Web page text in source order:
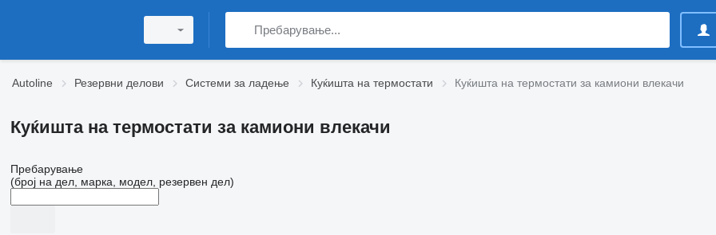
Autoline Резервни делови Системи за ладење Куќишта на термостати Куќишта на термостати за камиони влекачи
Куќишта на термостати за камиони влекачи
Пребарување
(број на дел, марка, модел, резервен дел)